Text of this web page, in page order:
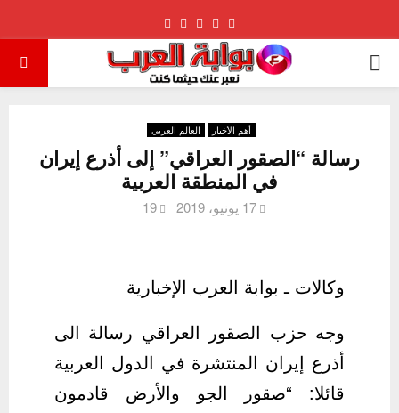
Facebook
Twitter
Instagram
Pinterest
PRIMARY
أهم الأخبار العالم العربي
رسالة “الصقور العراقي” إلى أذرع إيران
في المنطقة العربية
17 يونيو، 2019 19
وكالات ـ بوابة العرب الإخبارية
وجه حزب الصقور العراقي رسالة الى
أذرع إيران المنتشرة في الدول العربية
قائلا: “صقور الجو والأرض قادمون